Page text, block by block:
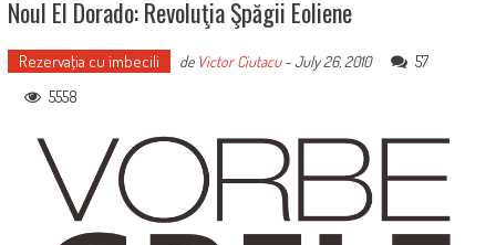
Noul El Dorado: Revoluţia Şpăgii Eoliene
Rezervaţia cu imbecili de Victor Ciutacu-July 26, 2010
57
5558